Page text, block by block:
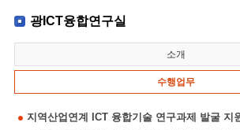
광ICT융합연구실
소개
수행업무
지역산업연계 ICT 융합기술 연구과제 발굴 지